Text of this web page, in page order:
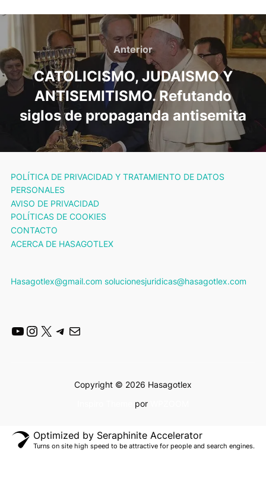
Navegación
de
entradas
Anterior
Anterior
CATOLICISMO, JUDAISMO Y
ANTISEMITISMO. Refutando
siglos de propaganda antisemita
POLÍTICA DE PRIVACIDAD Y TRATAMIENTO DE DATOS
PERSONALES
AVISO DE PRIVACIDAD
POLÍTICAS DE COOKIES
CONTACTO
ACERCA DE HASAGOTLEX
Hasagotlex@gmail.com solucionesjuridicas@hasagotlex.com
YouTube
Instagram
X Telegram
Mail
Copyright © 2026 Hasagotlex
por
Optimized by Seraphinite Accelerator
Turns on site high speed to be attractive for people and search engines.